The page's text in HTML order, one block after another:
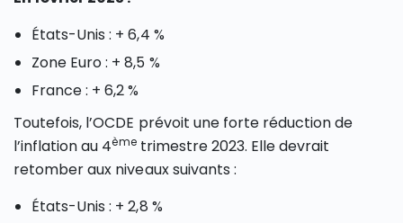
États-Unis : + 6,4 %
Zone Euro : + 8,5 %
France : + 6,2 %
Toutefois, l’OCDE prévoit une forte réduction de
l’inflation au 4èmetrimestre 2023. Elle devrait
retomber aux niveaux suivants :
États-Unis : + 2,8 %